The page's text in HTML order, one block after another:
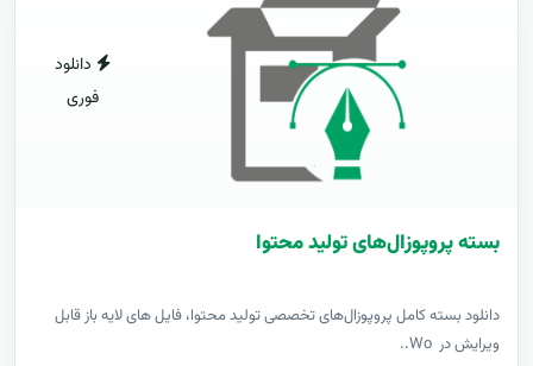
دانلود
فوری
بسته پروپوزال‌های تولید محتوا
دانلود بسته کامل پروپوزال‌های تخصصی تولید محتوا، فایل های لایه باز قابل
ویرایش در Wo..